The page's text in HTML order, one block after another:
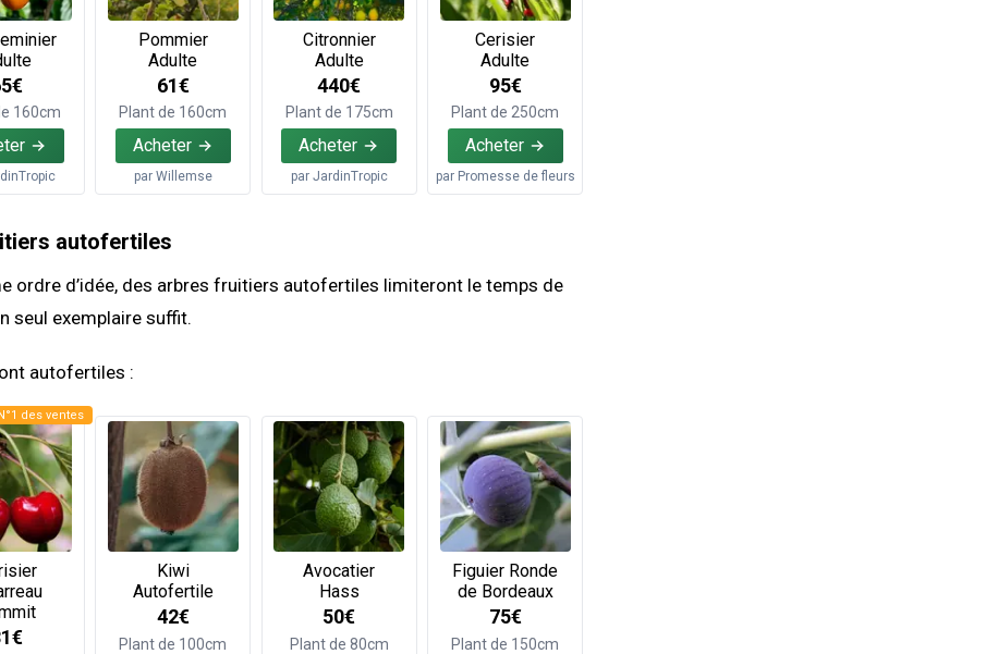
160cm
Pommier
Adulte
61€
Plant de 160cm
Acheter
par Willemse
Citronnier
Adulte
440€
Plant de 175cm
Acheter
par JardinTropic
Cerisier
Adulte
95€
Plant de 250cm
Acheter
par Promesse de fleurs
autofertiles
ordre d’idée, des arbres fruitiers autofertiles limiteront le temps de
seul exemplaire suffit.
autofertiles :
N°1 des ventes
Kiwi
Autofertile
42€
Plant de 100cm
Avocatier
Hass
50€
Plant de 80cm
Figuier Ronde
de Bordeaux
75€
Plant de 150cm